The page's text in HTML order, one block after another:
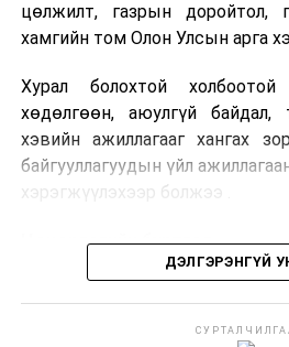
цөлжилт, газрын доройтол,
хамгийн том Олон Улсын арга
Хурал болохтой
хөдөлгөөн, аюулгүй байдал,
хэвийн ажиллагааг хангах
байгууллагуудын үйл
хэрэгжүүлэхээр болжээ .
Цэцэрлэгийн бүртгэл
E-Mongolia системээр
ДЭЛГЭРЭНГҮЙ